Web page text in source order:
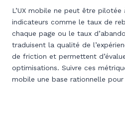
L’UX mobile ne peut être pilotée
indicateurs comme le taux de
chaque page ou le taux
traduisent la qualité de
de friction et permettent
optimisations. Suivre ces
mobile une base rationnelle pour